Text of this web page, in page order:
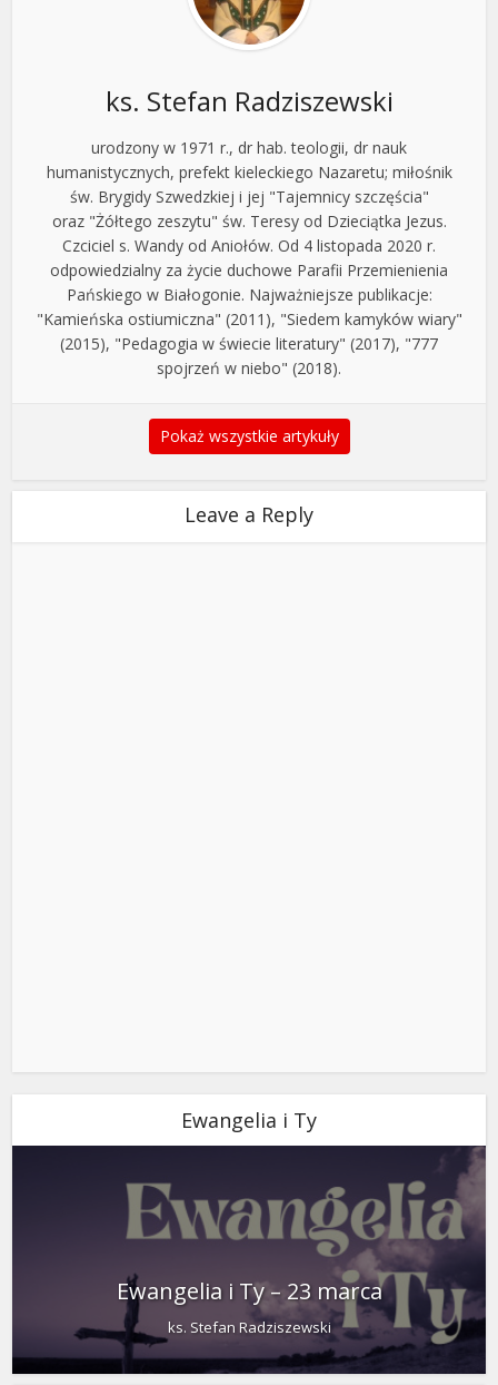
ks. Stefan Radziszewski
urodzony w 1971 r., dr hab. teologii, dr nauk
humanistycznych, prefekt kieleckiego Nazaretu; miłośnik
św. Brygidy Szwedzkiej i jej "Tajemnicy szczęścia"
oraz "Żółtego zeszytu" św. Teresy od Dzieciątka Jezus.
Czciciel s. Wandy od Aniołów. Od 4 listopada 2020 r.
odpowiedzialny za życie duchowe Parafii Przemienienia
Pańskiego w Białogonie. Najważniejsze publikacje:
"Kamieńska ostiumiczna" (2011), "Siedem kamyków wiary"
(2015), "Pedagogia w świecie literatury" (2017), "777
spojrzeń w niebo" (2018).
Pokaż wszystkie artykuły
Leave a Reply
Ewangelia i Ty
Ewangelia i Ty – 23 marca
ks. Stefan Radziszewski